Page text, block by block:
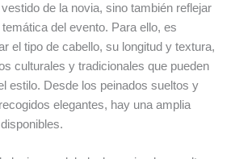
de la novia, sino también reflejar
del evento. Para ello, es
el tipo de cabello, su longitud y textura,
culturales y tradicionales que pueden
estilo. Desde los peinados sueltos y
elegantes, hay una amplia